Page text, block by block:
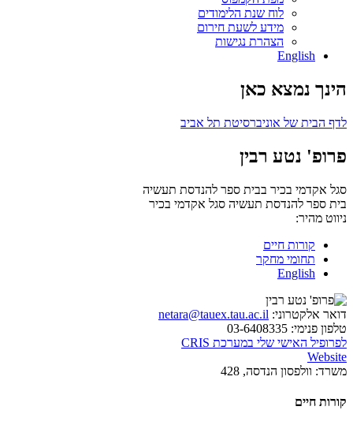
לוח שנת הלימודים
מידע לשעת חירום
הצהרת נגישות
English
הינך נמצא כאן
לדף הבית של אוניברסיטת תל אביב
פרופ' נטע רבין
סגל אקדמי בכיר בבית ספר להנדסת תעשיה
בית ספר להנדסת תעשיה סגל אקדמי בכיר
ניווט מהיר:
קורות חיים
תחומי מחקר
English
דואר אלקטרוני: netara@tauex.tau.ac.il
טלפון פנימי:
לפרופיל האישי שלי במערכת CRIS
Website
משרד: וולפסון הנדסה, 428
קורות חיים